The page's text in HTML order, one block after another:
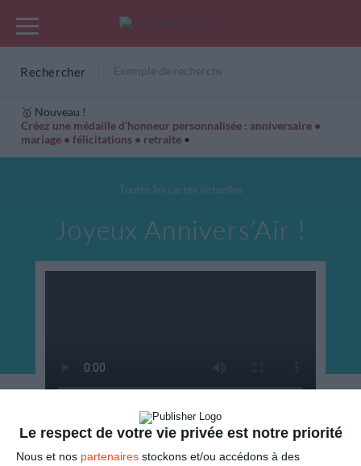
Le respect de votre vie privée est notre priorité
Nous et nos partenaires stockons et/ou accédons à des
Rechercher
🥇 Nouveau !
Créez une médaille d’honneur personnalisée : anniversaire •
mariage • félicitations • retraite •
Cartes Hiver Cadeaux années de naissance
Toutes les cartes virtuelles
Joyeux Annivers’Air !
ENVOYER